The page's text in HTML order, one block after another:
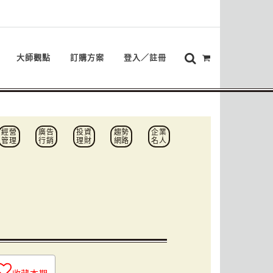
大師觀點 訂購方案 登入／註冊
經營
管理
廣告
行銷
投資
理財
趨勢
網路
企業
名人